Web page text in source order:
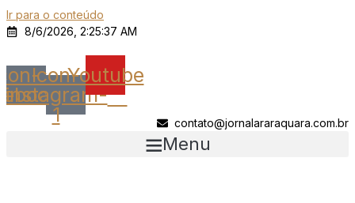
Ir para o conteúdo
8/6/2026, 2:25:37 AM
Icon-
instagram-
1
Youtube
contato@jornalararaquara.com.br
Menu